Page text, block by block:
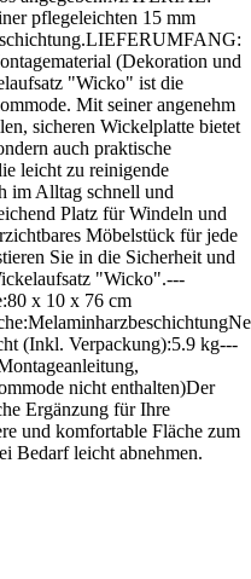
pflegeleichten 15 mm
(Dekoration und
"Wicko" ist die
Mit seiner angenehm
sicheren Wickelplatte bietet
auch praktische
leicht zu reinigende
im Alltag schnell und
Platz für Windeln und
Möbelstück für jede
Sie in die Sicherheit und
"Wicko".---
x 10 x 76 cm
(Inkl. Verpackung):5.9 kg---
nicht enthalten)Der
Ergänzung für Ihre
und komfortable Fläche zum
Bedarf leicht abnehmen.